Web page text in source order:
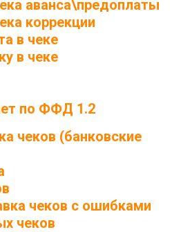
аванса\предоплаты
коррекции
в чеке
в чеке
по ФФД 1.2
чеков (банковские
чеков с ошибками
чеков